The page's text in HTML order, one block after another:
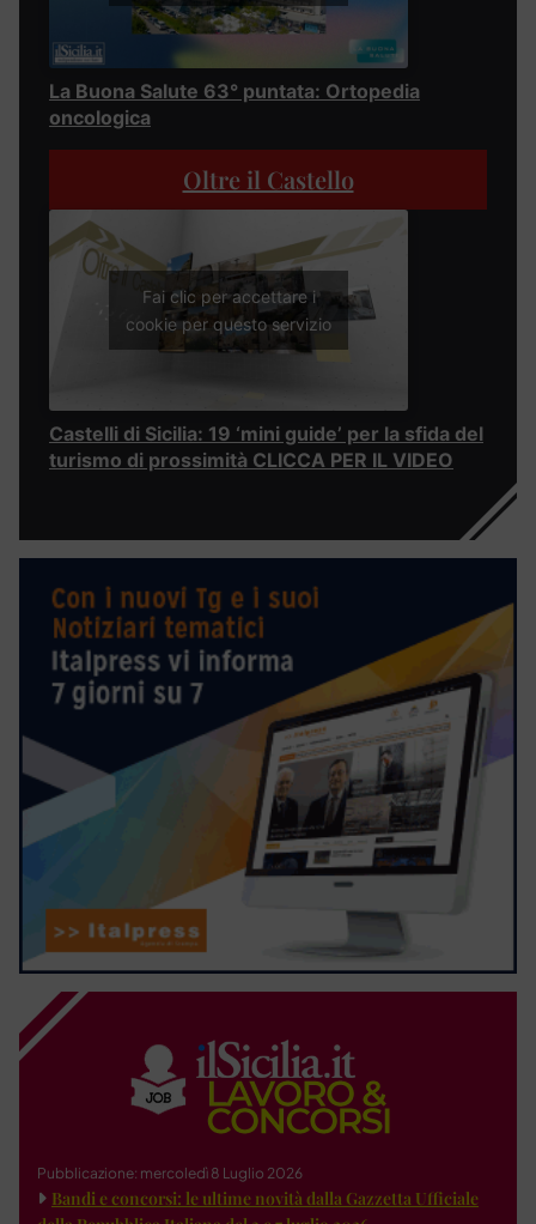
La Buona Salute 63° puntata: Ortopedia
oncologica
Oltre il Castello
Fai clic per accettare i
cookie per questo servizio
Castelli di Sicilia: 19 ‘mini guide’ per la sfida del
turismo di prossimità CLICCA PER IL VIDEO
Pubblicazione: mercoledì 8 Luglio 2026
Bandi e concorsi: le ultime novità dalla Gazzetta Ufficiale